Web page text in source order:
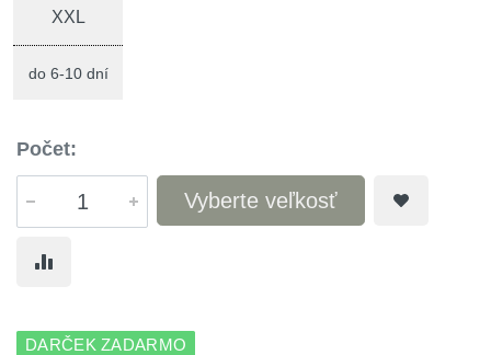
XXL
do 6-10 dní
Počet:
Vyberte veľkosť
DARČEK ZADARMO